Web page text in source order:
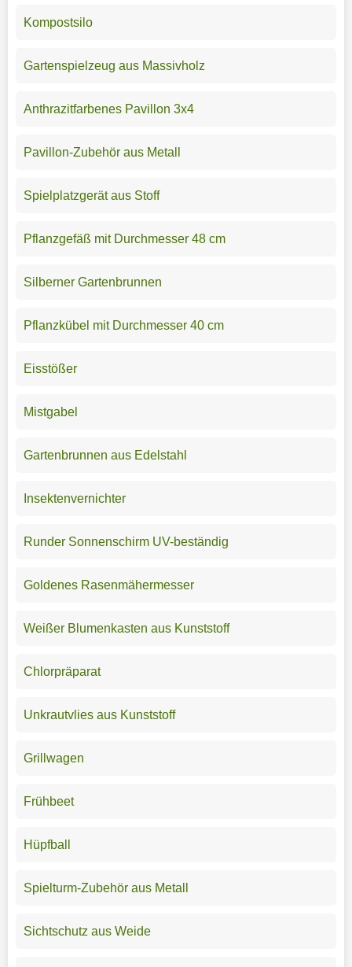
Kompostsilo
Gartenspielzeug aus Massivholz
Anthrazitfarbenes Pavillon 3x4
Pavillon-Zubehör aus Metall
Spielplatzgerät aus Stoff
Pflanzgefäß mit Durchmesser 48 cm
Silberner Gartenbrunnen
Pflanzkübel mit Durchmesser 40 cm
Eisstößer
Mistgabel
Gartenbrunnen aus Edelstahl
Insektenvernichter
Runder Sonnenschirm UV-beständig
Goldenes Rasenmähermesser
Weißer Blumenkasten aus Kunststoff
Chlorpräparat
Unkrautvlies aus Kunststoff
Grillwagen
Frühbeet
Hüpfball
Spielturm-Zubehör aus Metall
Sichtschutz aus Weide